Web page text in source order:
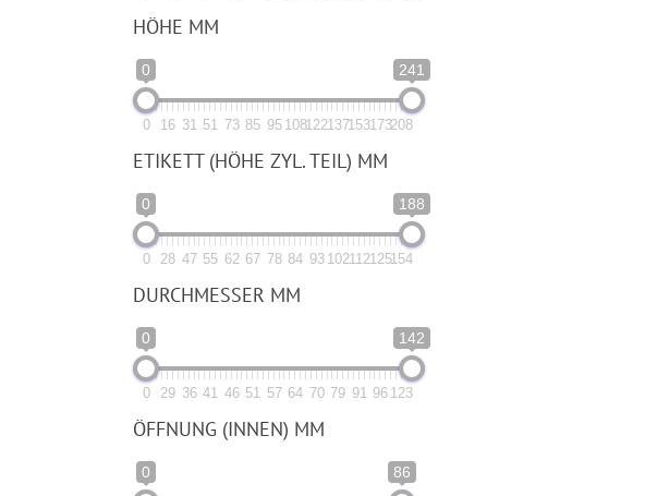
HÖHE MM
0 241
0 16 31 51 73 85 95 108122137153173208
ETIKETT (HÖHE ZYL. TEIL) MM
0 188
0 28 47 55 62 67 78 84 93 102112125154
DURCHMESSER MM
0 142
0 29 36 41 46 51 57 64 70 79 91 96 123
ÖFFNUNG (INNEN) MM
0 86